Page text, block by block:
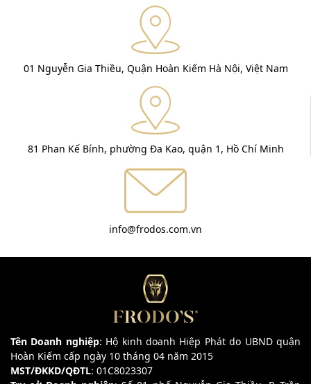
01 Nguyễn Gia Thiều, Quận Hoàn Kiếm Hà Nội, Việt Nam
81 Phan Kế Bính, phường Đa Kao, quận 1, Hồ Chí Minh
info@frodos.com.vn
Tên Doanh nghiệp: Hộ kinh doanh Hiệp Phát do UBND quận
Hoàn Kiếm cấp ngày 10 tháng 04 năm 2015
MST/ĐKKD/QĐTL: 01C8023307